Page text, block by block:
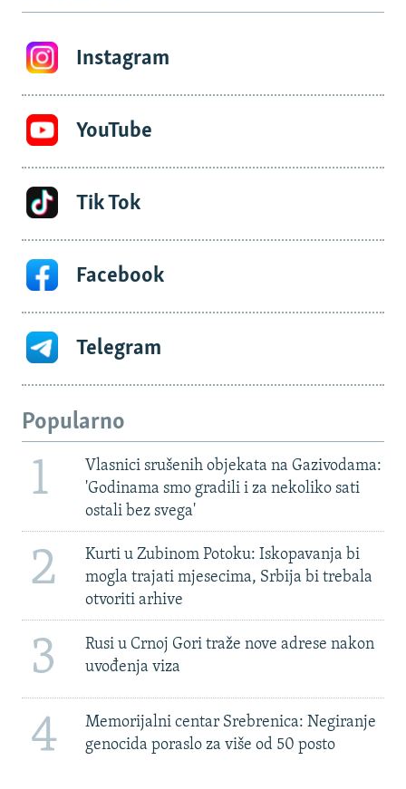
Instagram
YouTube
Tik Tok
Facebook
Telegram
Popularno
1
Vlasnici srušenih objekata na Gazivodama:
'Godinama smo gradili i za nekoliko sati
ostali bez svega'
2
Kurti u Zubinom Potoku: Iskopavanja bi
mogla trajati mjesecima, Srbija bi trebala
otvoriti arhive
3
Rusi u Crnoj Gori traže nove adrese nakon
uvođenja viza
4
Memorijalni centar Srebrenica: Negiranje
genocida poraslo za više od 50 posto